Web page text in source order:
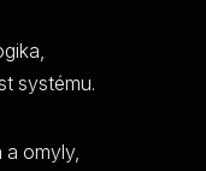
systému.
a omyly,